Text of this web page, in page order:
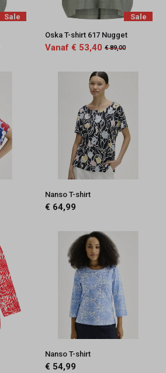
Sale Sale
Oska T-shirt 617 Nugget
Vanaf € 53,40 € 89,00
Nanso T-shirt
€ 64,99
Nanso T-shirt
€ 54,99